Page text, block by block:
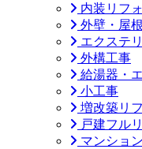
内装リフ
外壁・屋
エクステ
外構工事
給湯器・
小工事
増改築リ
戸建フル
マンショ